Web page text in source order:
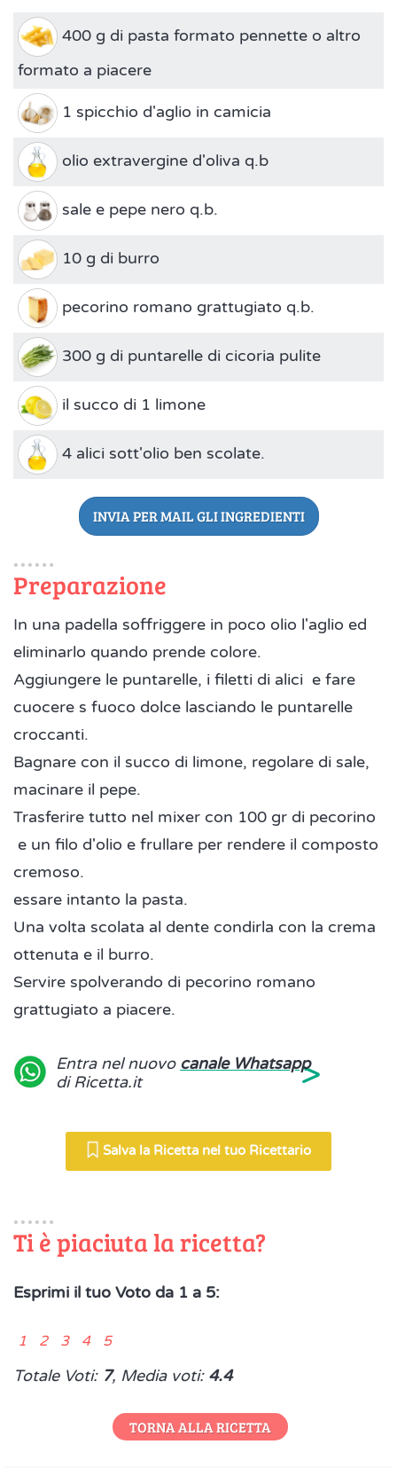
400 g di pasta formato pennette o altro
formato a piacere
1 spicchio d'aglio in camicia
olio extravergine d'oliva q.b
sale e pepe nero q.b.
10 g di burro
pecorino romano grattugiato q.b.
300 g di puntarelle di cicoria pulite
il succo di 1 limone
4 alici sott'olio ben scolate.
INVIA PER MAIL GLI INGREDIENTI
Preparazione
In una padella soffriggere in poco olio l'aglio ed
eliminarlo quando prende colore.
Aggiungere le puntarelle, i filetti di alici e fare
cuocere s fuoco dolce lasciando le puntarelle
croccanti.
Bagnare con il succo di limone, regolare di sale,
macinare il pepe.
Trasferire tutto nel mixer con 100 gr di pecorino
e un filo d'olio e frullare per rendere il composto
cremoso.
essare intanto la pasta.
Una volta scolata al dente condirla con la crema
ottenuta e il burro.
Servire spolverando di pecorino romano
grattugiato a piacere.
Entra nel nuovo canale Whatsapp
di Ricetta.it
>
Salva la Ricetta nel tuo Ricettario
Ti è piaciuta la ricetta?
Esprimi il tuo Voto da 1 a 5:
1 2 3 4 5
Totale Voti: 7, Media voti: 4.4
TORNA ALLA RICETTA